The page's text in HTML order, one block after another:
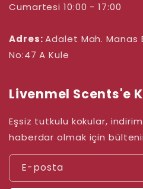
Cumartesi 10:00 - 17:00
Adres:Adalet Mah. Manas
No:47 A Kule
Livenmel Scents'e
Eşsiz tutkulu kokular,
haberdar olmak için
E-posta